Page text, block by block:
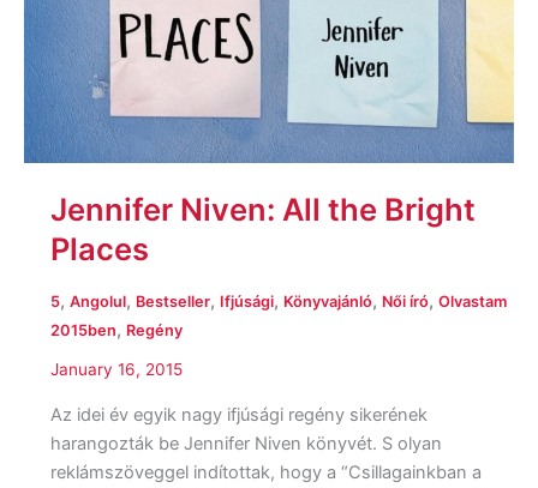
Jennifer Niven: All the Bright
Places
5, Angolul, Bestseller, Ifjúsági, Könyvajánló, Női író, Olvastam
2015ben, Regény
January 16, 2015
Az idei év egyik nagy ifjúsági regény sikerének
harangozták be Jennifer Niven könyvét. S olyan
reklámszöveggel indítottak, hogy a “Csillagainkban a